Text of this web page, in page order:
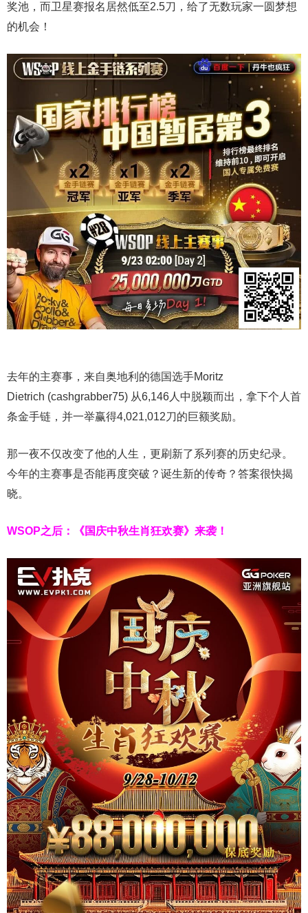
奖池，而卫星赛报名居然低至2.5刀，给了无数玩家一圆梦想
的机会！
去年的主赛事，来自奥地利的德国选手Moritz
Dietrich (cashgrabber75) 从6,146人中脱颖而出，拿下个人首
条金手链，并一举赢得4,021,012刀的巨额奖励。
那一夜不仅改变了他的人生，更刷新了系列赛的历史纪录。
今年的主赛事是否能再度突破？诞生新的传奇？答案很快揭
晓。
WSOP之后：《国庆中秋生肖狂欢赛》来袭！